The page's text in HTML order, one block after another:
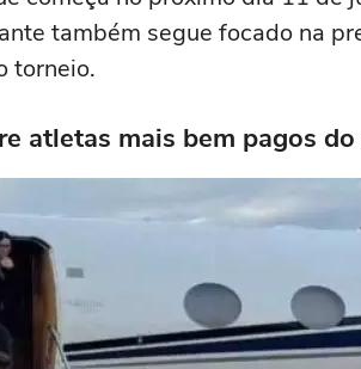
também segue focado na
torneio.
atletas mais bem pagos